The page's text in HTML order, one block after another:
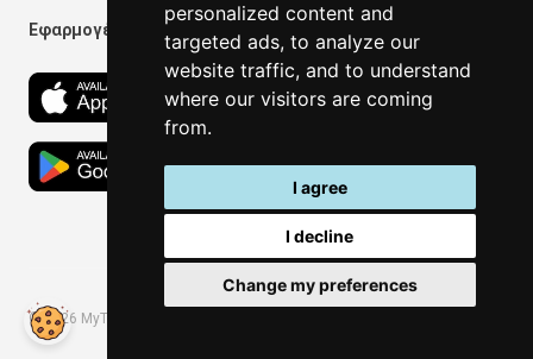
personalized content and
targeted ads, to analyze our
website traffic, and to understand
where our visitors are coming
from.
I agree
I decline
Change my preferences
Εφαρμογές
© 2026 MyThassos. All rights reserved.